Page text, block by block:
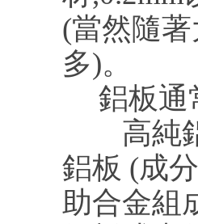
(當然隨
多)。
鋁板通
高純鋁
鋁板 (成
助合金